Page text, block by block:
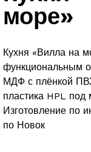
море»
Кухня «Вилла на
функциональным
МДФ с плёнкой
пластика HPL
Изготовление по
по Новок